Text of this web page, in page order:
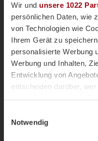
Wir und unsere 1022
persönlichen Daten, wie
von Technologien wie
Ihrem Gerät zu
personalisierte Werbung
Werbung und Inhalten,
Entwicklung von
entscheiden darüber,
Trigger Symbol ändern
Notwendig
gespannt zu
Corinna Zerbs ist
U18-
Douai beim
Frankreich und
Zerbs über die
2026, die positive
Jugend in
ihren Wechsel aus
U18-